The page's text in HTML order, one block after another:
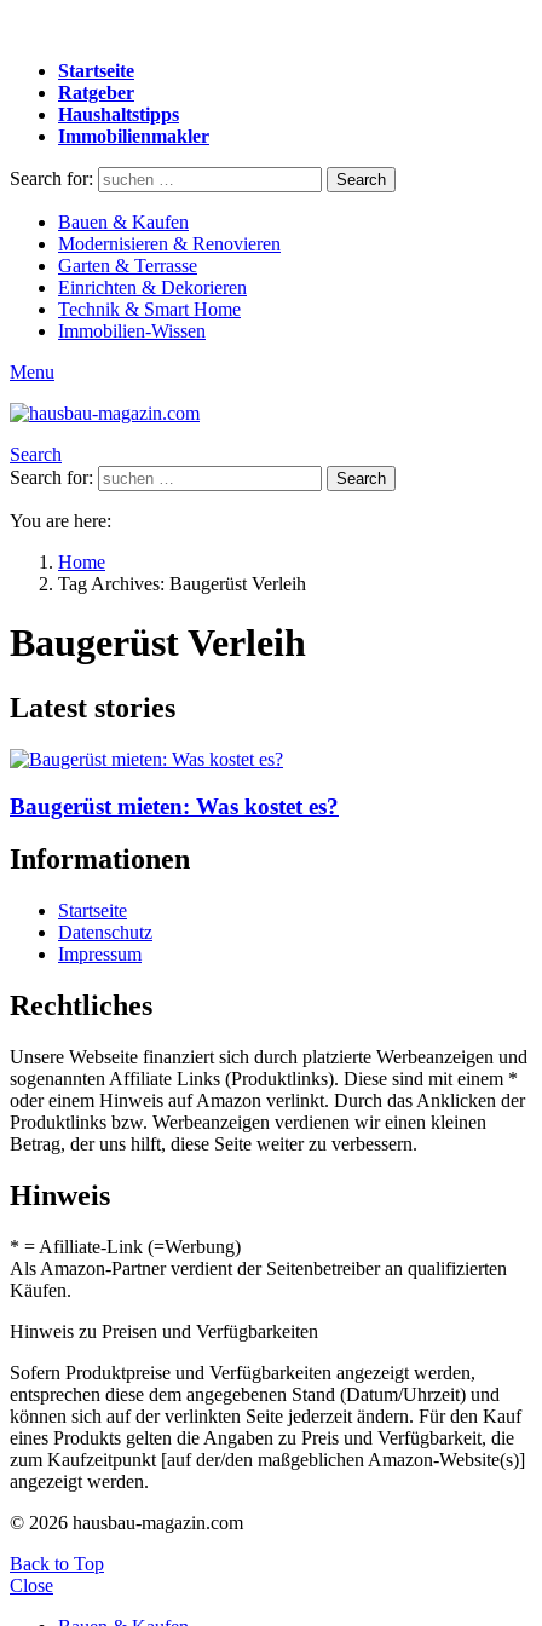
Startseite
Ratgeber
Haushaltstipps
Immobilienmakler
Search for: Search
Bauen & Kaufen
Modernisieren & Renovieren
Garten & Terrasse
Einrichten & Dekorieren
Technik & Smart Home
Immobilien-Wissen
Menu
Search
Search for:
Search
You are here:
Home
Tag Archives: Baugerüst Verleih
Baugerüst Verleih
Latest stories
Baugerüst mieten: Was kostet es?
Informationen
Startseite
Datenschutz
Impressum
Rechtliches
Unsere Webseite finanziert sich durch platzierte Werbeanzeigen und
sogenannten Affiliate Links (Produktlinks). Diese sind mit einem *
oder einem Hinweis auf Amazon verlinkt. Durch das Anklicken der
Produktlinks bzw. Werbeanzeigen verdienen wir einen kleinen
Betrag, der uns hilft, diese Seite weiter zu verbessern.
Hinweis
* = Afilliate-Link (=Werbung)
Als Amazon-Partner verdient der Seitenbetreiber an qualifizierten
Käufen.
Hinweis zu Preisen und Verfügbarkeiten
Sofern Produktpreise und Verfügbarkeiten angezeigt werden,
entsprechen diese dem angegebenen Stand (Datum/Uhrzeit) und
können sich auf der verlinkten Seite jederzeit ändern. Für den Kauf
eines Produkts gelten die Angaben zu Preis und Verfügbarkeit, die
zum Kaufzeitpunkt [auf der/den maßgeblichen Amazon-Website(s)]
angezeigt werden.
© 2026 hausbau-magazin.com
Back to Top
Close